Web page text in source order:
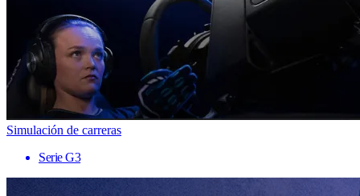
Simulación de carreras
Serie G3